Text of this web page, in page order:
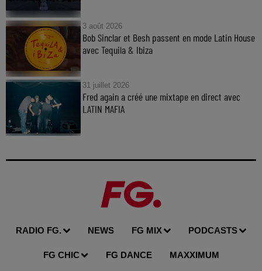
3 août 2026
Bob Sinclar et Besh passent en mode Latin House
avec Tequila & Ibiza
31 juillet 2026
Fred again a créé une mixtape en direct avec
LATIN MAFIA
RADIO FG. NEWS FG MIX PODCASTS
FG CHIC FG DANCE MAXXIMUM